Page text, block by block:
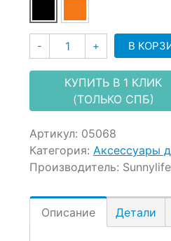
- Количество
+ В
КУПИТЬ В 1 КЛИК
(ТОЛЬКО СПБ)
Артикул: 05068
Категория: Аксессуары
Производитель: Sunnylife
Описание Детали